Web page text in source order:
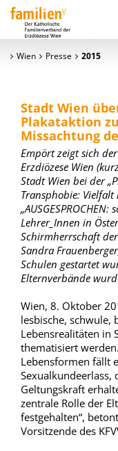
Wien Presse 2015
Stadt Wien
Plakataktion
Missachtung
Empört zeigt sich
Erzdiözese Wien
Stadt Wien bei der
Transphobie: Vielfalt
Lehrer_Innen in
Schirmherrschaft
Sandra
Schulen gestartet
Elternverbände
Wien, 8. Oktober
lesbische, schwule,
Lebensrealitäten in
thematisiert
Lebensformen fällt
Sexualkundeerlass,
Geltungskraft
zentrale Rolle der
festgehalten“,
Vorsitzende des